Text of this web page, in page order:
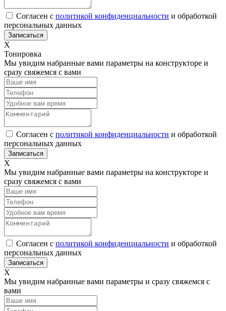
Согласен с политикой конфиденциальности и обработкой
персональных данных
Х
Тонировка
Мы увидим набранные вами параметры на конструкторе и
сразу свяжемся с вами
Согласен с политикой конфиденциальности и обработкой
персональных данных
Х
Мы увидим набранные вами параметры на конструкторе и
сразу свяжемся с вами
Согласен с политикой конфиденциальности и обработкой
персональных данных
Х
Мы увидим набранные вами параметры и сразу свяжемся с
вами